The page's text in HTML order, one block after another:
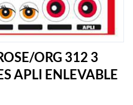
ORG 312 3
APLI ENLEVABLE